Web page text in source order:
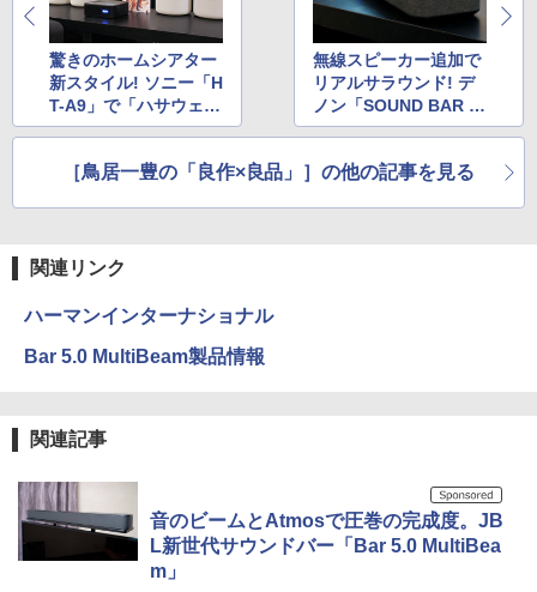
驚きのホームシアター
新スタイル! ソニー「H
T-A9」で「ハサウェ
イ」
無線スピーカー追加で
リアルサラウンド! デ
ノン「SOUND BAR 5
50」でクルエラ
［鳥居一豊の「良作×良品」］の他の記事を見る
関連リンク
ハーマンインターナショナル
Bar 5.0 MultiBeam製品情報
関連記事
音のビームとAtmosで圧巻の完成度。JB
L新世代サウンドバー「Bar 5.0 MultiBea
m」